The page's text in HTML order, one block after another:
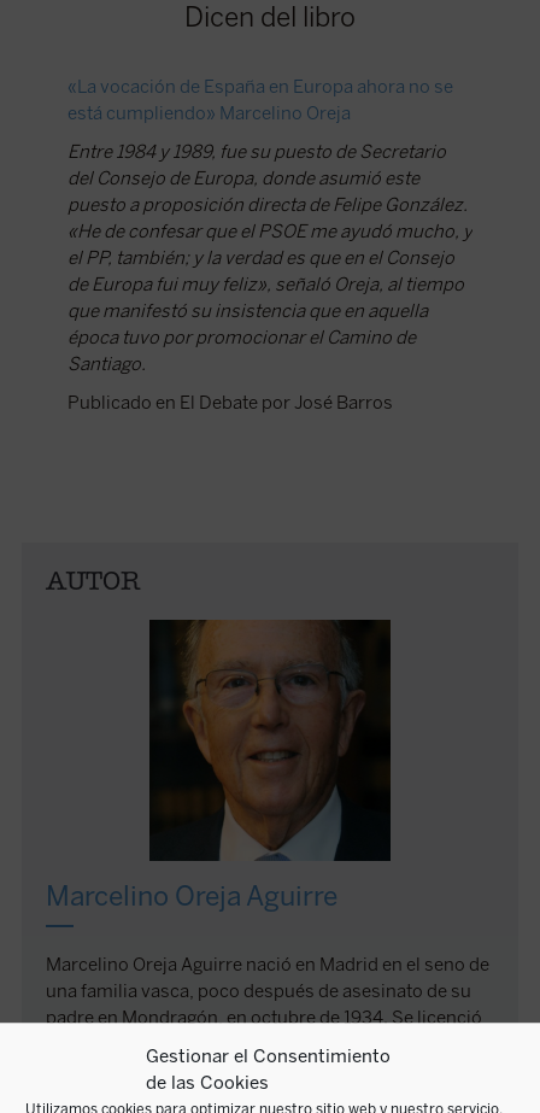
Gestionar el Consentimiento
de las Cookies
Utilizamos cookies para optimizar nuestro sitio web y nuestro servicio.
Dicen del libro
«La vocación de España en Europa ahora no se
está cumpliendo» Marcelino Oreja
Entre 1984 y 1989, fue su puesto de Secretario
del Consejo de Europa, donde asumió este
puesto a proposición directa de Felipe González.
«He de confesar que el PSOE me ayudó mucho, y
el PP, también; y la verdad es que en el Consejo
de Europa fui muy feliz», señaló Oreja, al tiempo
que manifestó su insistencia que en aquella
época tuvo por promocionar el Camino de
Santiago.
Publicado en El Debate por José Barros
AUTOR
Marcelino Oreja Aguirre
Marcelino Oreja Aguirre nació en Madrid en el seno de
una familia vasca, poco después de asesinato de su
padre en Mondragón, en octubre de 1934. Se licenció
en Derecho en la Universidad de Salamanca y se
doctoró por la Universidad de Madrid, con Premio